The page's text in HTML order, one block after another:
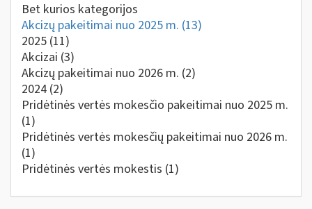
Bet kurios kategorijos
Akcizų pakeitimai nuo 2025 m. (13)
2025 (11)
Akcizai (3)
Akcizų pakeitimai nuo 2026 m. (2)
2024 (2)
Pridėtinės vertės mokesčio pakeitimai nuo 2025 m.
(1)
Pridėtinės vertės mokesčių pakeitimai nuo 2026 m.
(1)
Pridėtinės vertės mokestis (1)